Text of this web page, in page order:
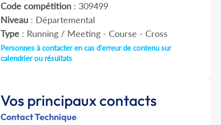
Code compétition: 309499
Niveau: Départemental
Type: Running / Meeting - Course - Cross
Personnes à contacter en cas d'erreur de contenu sur
calendrier ou résultats
Vos principaux contacts
Contact Technique